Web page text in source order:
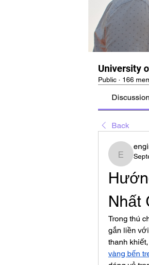
University
Public · 166
Discussion
Back
Nhất
Trong thú
gắn liền
thanh
vàng bến